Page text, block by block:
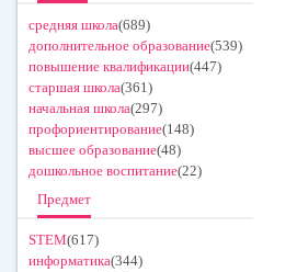
средняя школа(689)
дополнительное образование(539)
повышение квалификации(447)
старшая школа(361)
начальная школа(297)
профориентирование(148)
высшее образование(48)
дошкольное воспитание(22)
Предмет
STEM(617)
информатика(344)